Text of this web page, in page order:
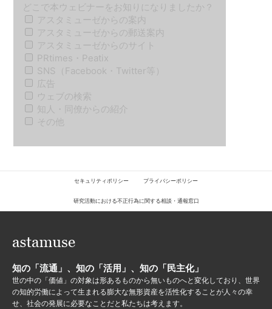
どこで本ウェビナーをお知りになりましたか？
アスタミューゼからの案内
アスタミューゼからの郵送案内
アスタミューゼからのサイト
PRtimes・Peatix
SNS（Facebook・Twitter等）
広告
ウェブの検索
知人・同僚からの紹介
その他
セキュリティポリシー プライバシーポリシー
研究活動における不正行為に関する相談・通報窓口
知の「流通」、知の「活用」、知の「民主化」
世の中の「価値」の対象は形あるものから無いものへと変化しており、世界
の知的労働によって生まれる膨大な無形資産を活性化することが人々の幸
せ、社会の発展に必要なことだと私たちは考えます。